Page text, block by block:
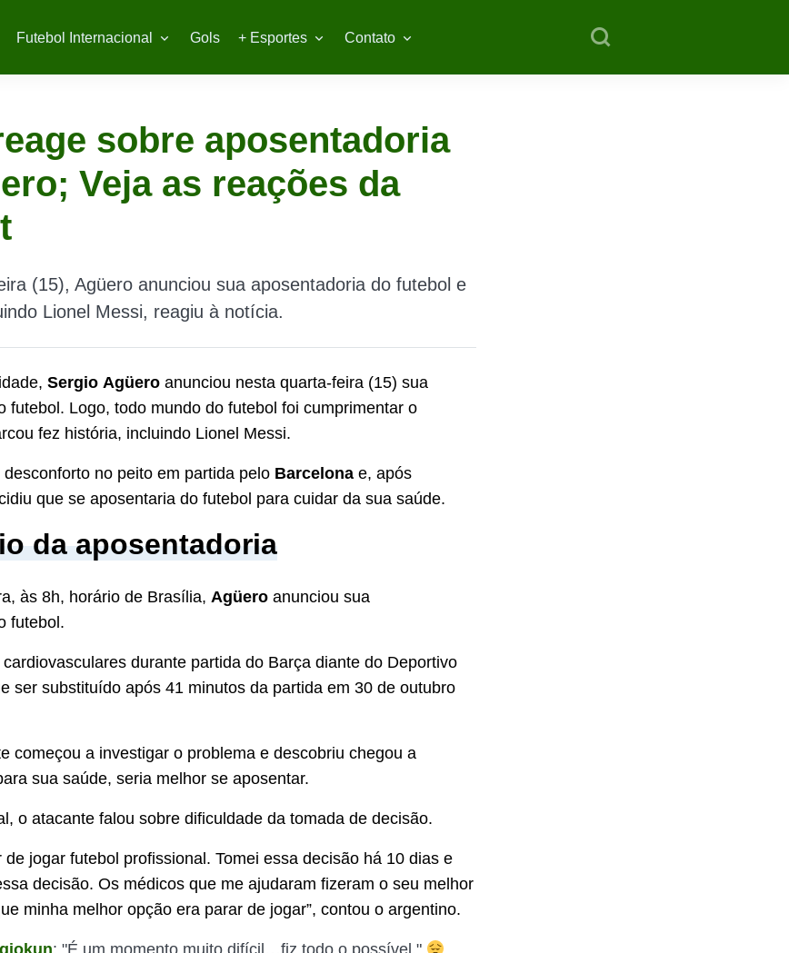
Futebol Internacional Gols + Esportes Contato
sobre aposentadoria
Veja as reações da
(15), Agüero anunciou sua aposentadoria do futebol e
Lionel Messi, reagiu à notícia.
Sergio Agüero anunciou nesta quarta-feira (15) sua
futebol. Logo, todo mundo do futebol foi cumprimentar o
fez história, incluindo Lionel Messi.
no peito em partida pelo Barcelona e, após
que se aposentaria do futebol para cuidar da sua saúde.
da aposentadoria
às 8h, horário de Brasília, Agüero anunciou sua
futebol.
durante partida do Barça diante do Deportivo
ser substituído após 41 minutos da partida em 30 de outubro
começou a investigar o problema e descobriu chegou a
sua saúde, seria melhor se aposentar.
o atacante falou sobre dificuldade da tomada de decisão.
de jogar futebol profissional. Tomei essa decisão há 10 dias e
decisão. Os médicos que me ajudaram fizeram o seu melhor
minha melhor opção era parar de jogar”, contou o argentino.
: "É um momento muito difícil…fiz todo o possível."